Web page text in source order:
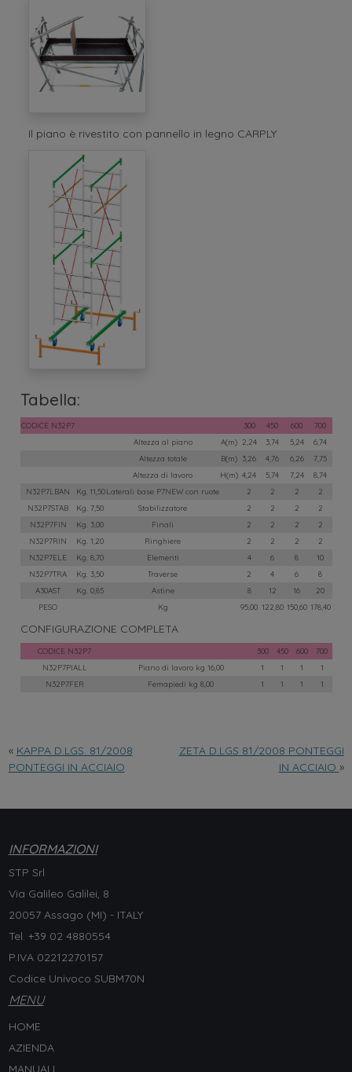
Il piano è rivestito con pannello in legno CARPLY
Tabella:
CONFIGURAZIONE COMPLETA
« KAPPA D.LGS. 81/2008
PONTEGGI IN ACCIAIO
ZETA D.LGS 81/2008 PONTEGGI
IN ACCIAIO »
INFORMAZIONI
STP Srl
Via Galileo Galilei, 8
20057 Assago (MI) - ITALY
Tel. +39 02 4880554
P.IVA 02212270157
Codice Univoco SUBM70N
MENU
HOME
AZIENDA
MANUALI